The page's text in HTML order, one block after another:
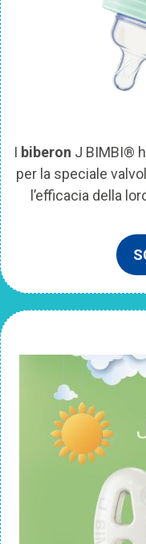
I biberon J BIMBI®
per la speciale
l’efficacia della